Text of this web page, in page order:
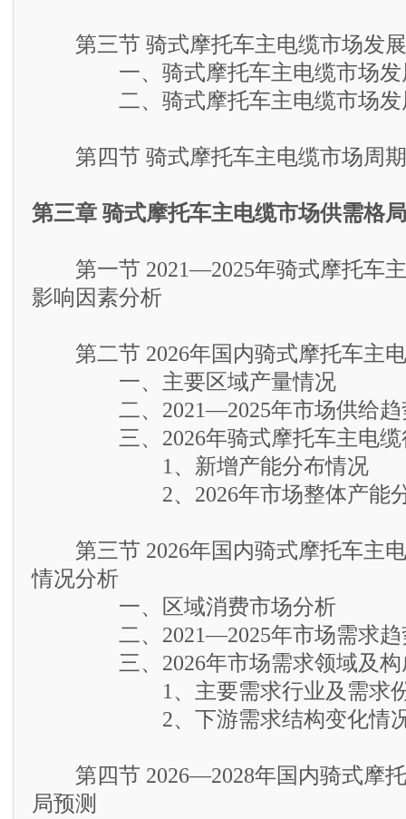
第三节 骑式摩托车主电缆市场发展
一、骑式摩托车主电缆市场发
二、骑式摩托车主电缆市场发
第四节 骑式摩托车主电缆市场周期
第三章 骑式摩托车主电缆市场供需格
第一节 2021—2025年骑式摩托车主
影响因素分析
第二节 2026年国内骑式摩托车主电
一、主要区域产量情况
二、2021—2025年市场供给趋势
三、2026年骑式摩托车主电缆
1、新增产能分布情况
2、2026年市场整体产能
第三节 2026年国内骑式摩托车主电
情况分析
一、区域消费市场分析
二、2021—2025年市场需求趋势
三、2026年市场需求领域及构
1、主要需求行业及需求份
2、下游需求结构变化情况
第四节 2026—2028年国内骑式摩托
局预测